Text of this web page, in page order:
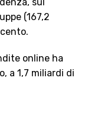
(167,2
online ha
a 1,7 miliardi di